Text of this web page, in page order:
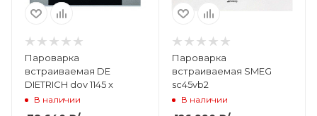
Пароварка
встраиваемая DE
DIETRICH dov 1145 x
В наличии
Пароварка
встраиваемая SMEG
sc45vb2
В наличии